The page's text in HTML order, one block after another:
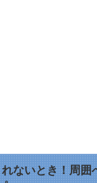
ないとき！周囲